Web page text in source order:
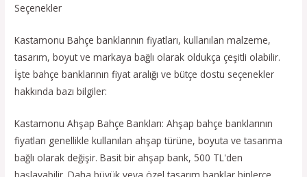
Seçenekler
Kastamonu Bahçe banklarının fiyatları, kullanılan malzeme,
tasarım, boyut ve markaya bağlı olarak oldukça çeşitli olabilir.
İşte bahçe banklarının fiyat aralığı ve bütçe dostu seçenekler
hakkında bazı bilgiler:
Kastamonu Ahşap Bahçe Bankları: Ahşap bahçe banklarının
fiyatları genellikle kullanılan ahşap türüne, boyuta ve tasarıma
bağlı olarak değişir. Basit bir ahşap bank, 500 TL'den
başlayabilir. Daha büyük veya özel tasarım banklar binlerce